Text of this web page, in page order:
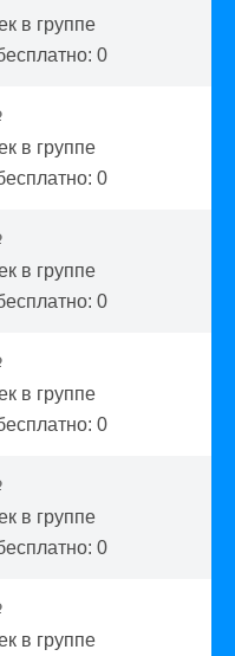
в группе
0
в группе
0
в группе
0
в группе
0
в группе
0
в группе